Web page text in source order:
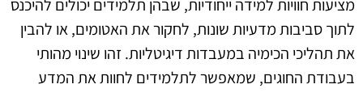
מציעות חוויות למידה ייחודיות, שבהן תלמידים יכולים להיכנס
לתוך סביבות מדעיות שונות, לחקור את האטומים, או להבין
את תהליכי הכימיה במעבדות דיגיטליות. זהו שינוי מהותי
בעבודת החוגים, שמאפשר לתלמידים לחוות את המדע